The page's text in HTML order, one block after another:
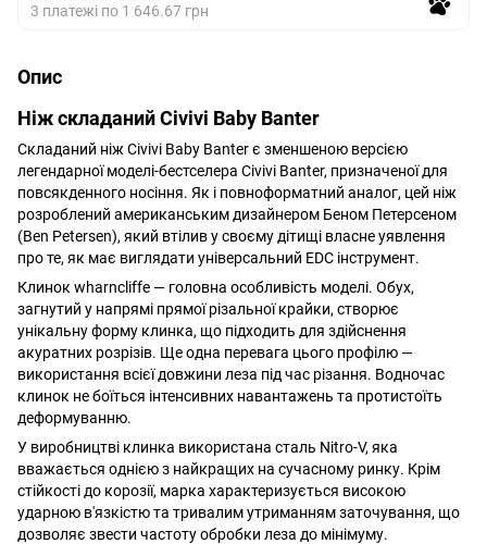
3 платежі по 1 646.67 грн
Опис
Ніж складанийCivivi Baby Banter
Складаний ніж Civivi Baby Banter є зменшеною версією
легендарної моделі-бестселера Civivi Banter, призначеної для
повсякденного носіння. Як і повноформатний аналог, цей ніж
розроблений американським дизайнером Беном Петерсеном
(Ben Petersen), який втілив у своєму дітищі власне уявлення
про те, як має виглядати універсальний EDC інструмент.
Клинок wharncliffe — головна особливість моделі. Обух,
загнутий у напрямі прямої різальної крайки, створює
унікальну форму клинка, що підходить для здійснення
акуратних розрізів. Ще одна перевага цього профілю —
використання всієї довжини леза під час різання. Водночас
клинок не боїться інтенсивних навантажень та протистоїть
деформуванню.
У виробництві клинка використана сталь Nitro-V, яка
вважається однією з найкращих на сучасному ринку. Крім
стійкості до корозії, марка характеризується високою
ударною в'язкістю та тривалим утриманням заточування, що
дозволяє звести частоту обробки леза до мінімуму.